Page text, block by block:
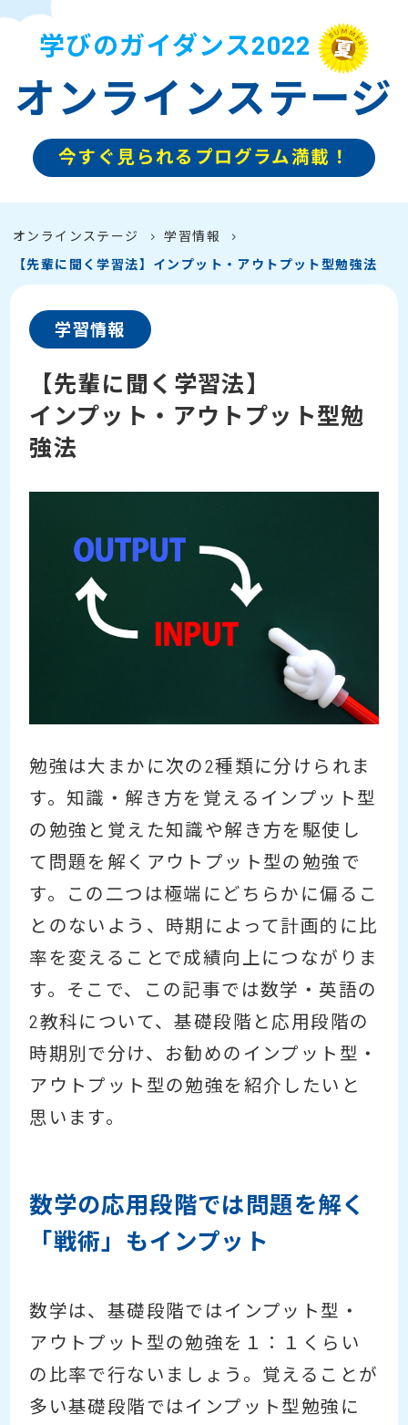
学びのガイダンス2022
オンラインステージ
今すぐ見られるプログラム満載！
オンラインステージ
学習情報
【先輩に聞く学習法】インプット・アウトプット型勉強法
学習情報
【先輩に聞く学習法】
インプット・アウトプット型勉
強法
勉強は大まかに次の2種類に分けられま
す。知識・解き方を覚えるインプット型
の勉強と覚えた知識や解き方を駆使し
て問題を解くアウトプット型の勉強で
す。この二つは極端にどちらかに偏るこ
とのないよう、時期によって計画的に比
率を変えることで成績向上につながりま
す。そこで、この記事では数学・英語の
2教科について、基礎段階と応用段階の
時期別で分け、お勧めのインプット型・
アウトプット型の勉強を紹介したいと
思います。
数学の応用段階では問題を解く
「戦術」もインプット
数学は、基礎段階ではインプット型・
アウトプット型の勉強を１：１くらい
の比率で行ないましょう。覚えることが
多い基礎段階ではインプット型勉強に